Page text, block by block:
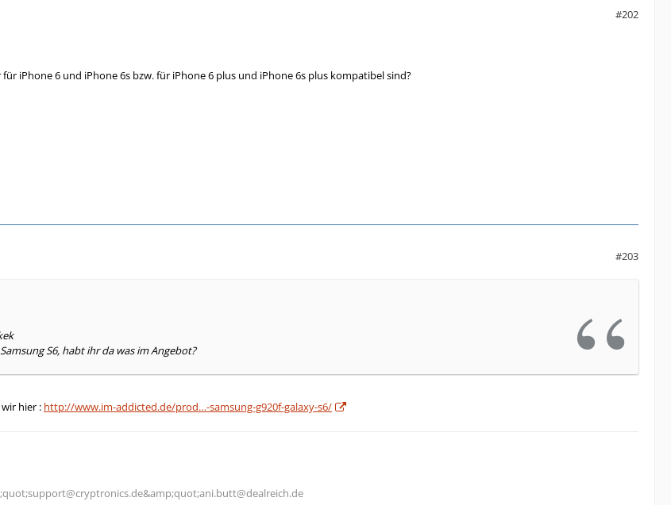
#202
iPhone 6 und iPhone 6s bzw. für iPhone 6 plus und iPhone 6s plus kompatibel sind?
#203
S6, habt ihr da was im Angebot?
hier : http://www.im-addicted.de/prod…-samsung-g920f-galaxy-s6/
ani.butt@dealreich.de